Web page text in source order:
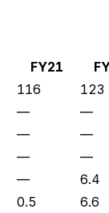
FY21
116 123
— —
— —
— —
— 6.4
0.5 6.6